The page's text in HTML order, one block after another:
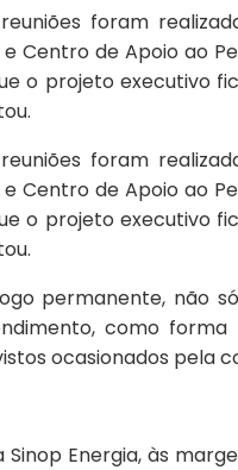
foram
Centro de Apoio ao
o projeto executivo
foram
Centro de Apoio ao
o projeto executivo
permanente, não
como
ocasionados pela
Energia, às